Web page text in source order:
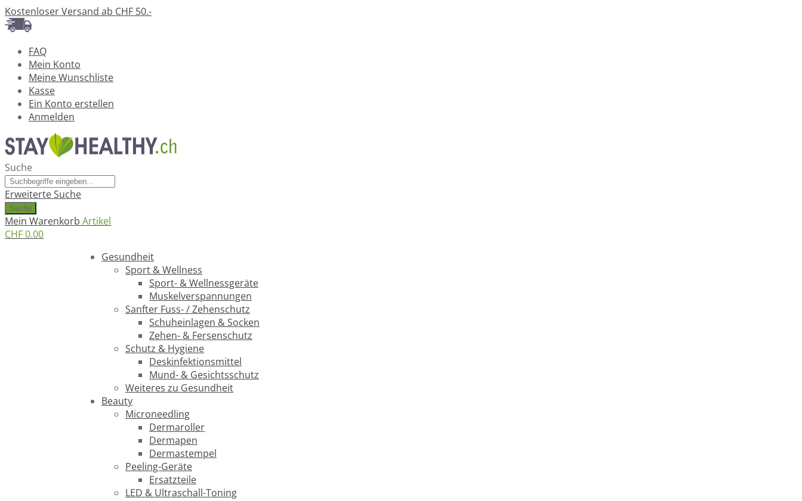
Kostenloser Versand ab CHF 50.-
FAQ
Mein Konto
Meine Wunschliste
Kasse
Ein Konto erstellen
Anmelden
Suche
Erweiterte Suche
Suche
Mein Warenkorb Artikel
CHF 0.00
Gesundheit
Sport & Wellness
Sport- & Wellnessgeräte
Muskelverspannungen
Sanfter Fuss- / Zehenschutz
Schuheinlagen & Socken
Zehen- & Fersenschutz
Schutz & Hygiene
Deskinfektionsmittel
Mund- & Gesichtsschutz
Weiteres zu Gesundheit
Beauty
Microneedling
Dermaroller
Dermapen
Dermastempel
Peeling-Geräte
Ersatzteile
LED & Ultraschall-Toning